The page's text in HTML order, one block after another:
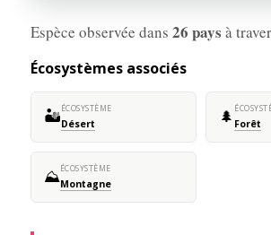
Espèce observée dans 26 pays à
Écosystèmes associés
🏜️ÉCOSYSTÈME
Désert 🌲 Forêt
⛰️ÉCOSYSTÈME
Montagne